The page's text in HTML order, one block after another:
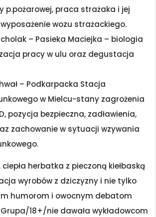
p.pożarowej, praca strażaka i jej
wozu strażackiego.
– Pasieka Maciejka – biologia
pracy w ulu oraz degustacja
– Podkarpacka Stacja
w Mielcu-stany zagrożenia
pozycja bezpieczna, zadławienia,
zachowanie w sytuacji wzywania
herbatka z pieczoną kiełbaską
wyrobów z dziczyzny i nie tylko
humorom i owocnym debatom
18+/nie dawała wykładowcom